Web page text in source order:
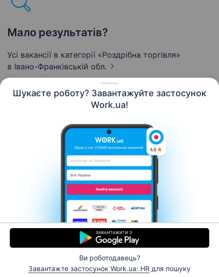
Шукаєте роботу? Завантажуйте застосунок
Work.ua!
Ви роботодавець?
Завантажте застосунок Work.ua: HR для пошуку
Мало результатів?
Усі вакансії в категорії «Роздрібна торгівля»
в Івано-Франківській обл.
Контакти Про нас
Кар’єра
Допомога Умови використання
© 2006–2026 Work.ua. Сервіс пошуку роботи №1 в